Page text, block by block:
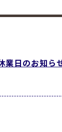
日のお知ら